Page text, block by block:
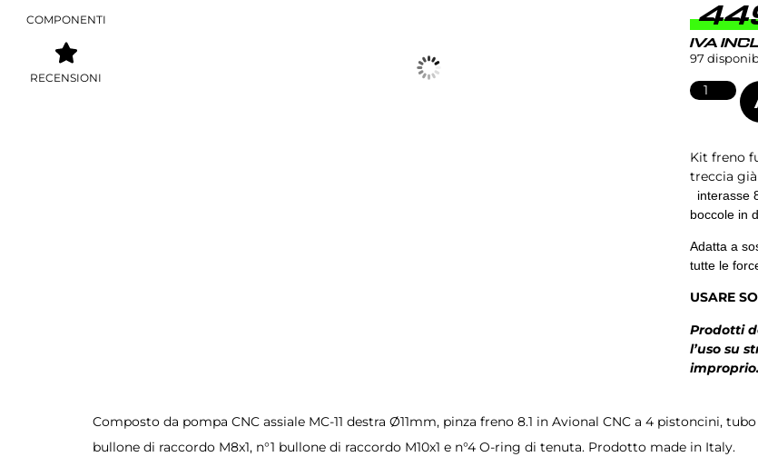
COMPONENTI
RECENSIONI
IVA
97
Kit freno
treccia
interasse
boccole in
Adatta a
tutte le
USARE
Prodotti
l’uso su
improprio.
Composto da pompa CNC assiale MC-11 destra Ø11mm, pinza freno 8.1 in Avional CNC a 4 pistoncini,
bullone di raccordo M8x1, n°1 bullone di raccordo M10x1 e n°4 O-ring di tenuta. Prodotto made in Italy.